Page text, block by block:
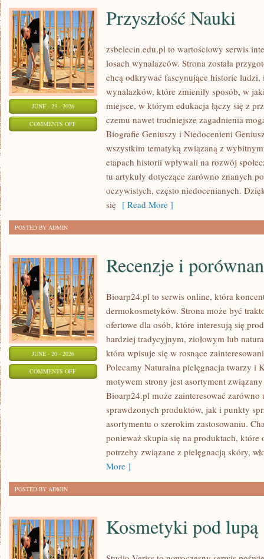
JUNE - 23 - 2026
COMMENTS OFFON
PRZYSZŁOŚĆ
Przyszłość Nauki
zsbelecin.edu.pl to wartościowy serwis
losach wynalazców. Strona została
chcą odkrywać fascynujące historie
wynalazków, które zmieniły sposób, w
miejsce, w którym edukacja łączy się z
czemu nawet trudniejsze zagadnienia
Biografie Geniuszy i Niedocenieni
wszystkim tematyką związaną z
etapach historii wpływali na rozwój
tu artykuły dotyczące zarówno znanych
oczywistych, często niedocenianych.
się [ Read More ]
POSTED BY ADMIN
JUNE - 20 - 2026
COMMENTS OFFON
PORÓWNANIA
Recenzje i
Bioarp24.pl to serwis online, która
dermokosmetyków. Strona może być
ofertowe dla osób, które interesują się
bardziej tradycyjnym, ziołowym lub
która wpisuje się w rosnące
Polecamy Naturalna pielęgnacja twarzy i
motywem strony jest asortyment
Bioarp24.pl może zainteresować
sprawdzonych produktów, jak i punkty
asortymentu o szerokim zastosowaniu.
ponieważ skupia się na produktach, które
potrzeby związane z pielęgnacją skóry,
More ]
POSTED BY ADMIN
Kosmetyki pod lupą